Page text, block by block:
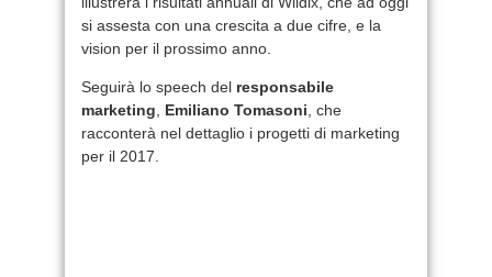
si assesta con una crescita a due cifre, e la
vision per il prossimo anno.
Seguirà lo speech del responsabile
marketing
Emiliano Tomasoni , che
racconterà nel dettaglio i progetti di marketing
per il 2017.